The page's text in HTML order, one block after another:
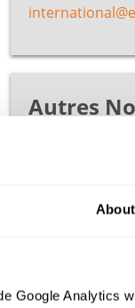
About
Google Analytics
Autres